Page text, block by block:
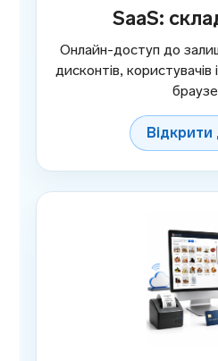
SaaS:
Онлайн-доступ до
дисконтів,